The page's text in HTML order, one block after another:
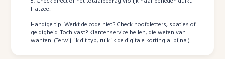
Hatzee!
Handige tip: Werkt de code niet? Check hoofdletters, spaties of
geldigheid. Toch vast? Klantenservice bellen, die weten van
wanten. (Terwijl ik dit typ, ruik ik de digitale korting al bijna.)